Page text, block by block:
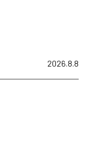
2026.8.8